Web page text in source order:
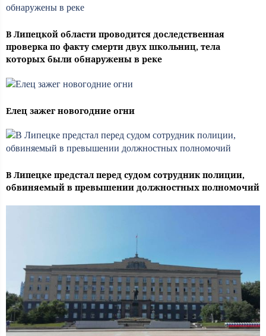
В Липецкой области проводится доследственная
проверка по факту смерти двух школьниц, тела
которых были обнаружены в реке
Елец зажег новогодние огни
В Липецке предстал перед судом сотрудник полиции,
обвиняемый в превышении должностных полномочий